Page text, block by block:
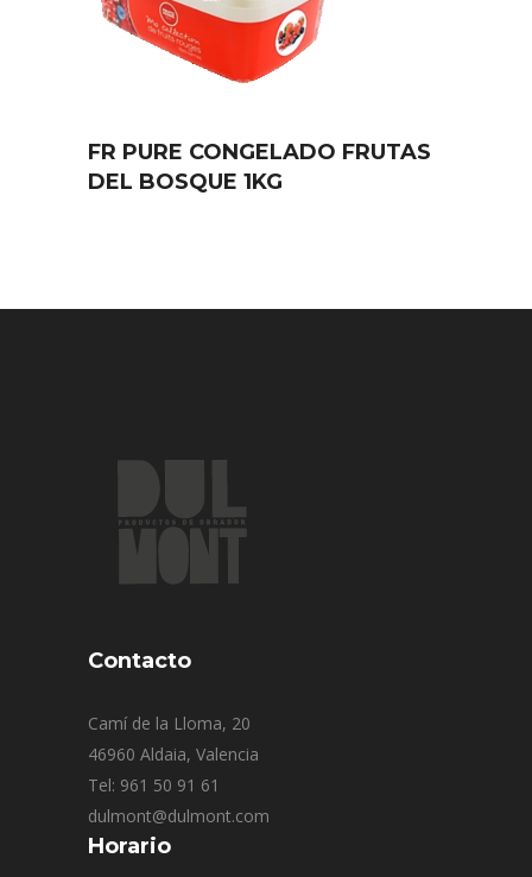
FR PURE CONGELADO FRUTAS
DEL BOSQUE 1KG
Contacto
Camí de la Lloma, 20
46960 Aldaia, Valencia
Tel: 961 50 91 61
dulmont@dulmont.com
Horario